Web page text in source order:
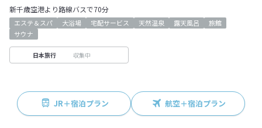
新千歳空港より路線バスで70分
エステ＆スパ 大浴場 宅配サービス 天然温泉 露天風呂
旅館
サウナ
日本旅行 収集中
JR＋宿泊プラン 航空＋宿泊プラン